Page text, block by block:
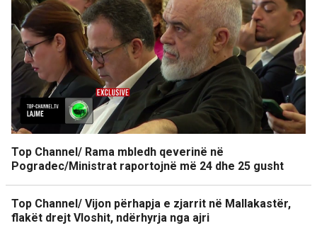
Top Channel/ Rama mbledh qeverinë në
Pogradec/Ministrat raportojnë më 24 dhe 25 gusht
Top Channel/ Vijon përhapja e zjarrit në Mallakastër,
flakët drejt Vloshit, ndërhyrja nga ajri